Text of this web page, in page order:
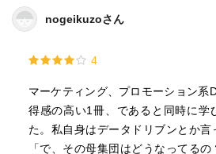
・「DX」は目的ではなく、方法論
すべきかは自然とわかってくるはず
必要はなく、それをやめるのが、
仕事が明確になれば、業務は簡略化
○疲弊するDXの現場
nogeikuzoさん
4
マーケティング、プロモーション系
得感の高い1冊、であると同時に学
た。私自身はデータドリブンとか言
「で、その母集団はどうなってる